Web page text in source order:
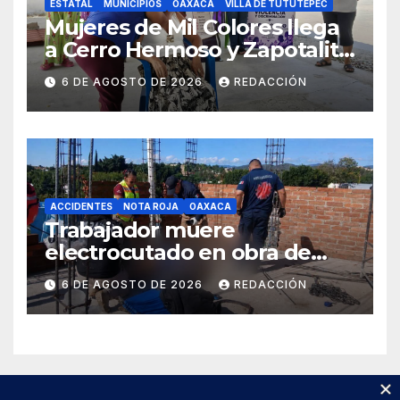
ESTATAL MUNICIPIOS OAXACA VILLA DE TUTUTEPEC
Mujeres de Mil Colores llega
a Cerro Hermoso y Zapotalito
para fortalecer redes de
apoyo y prevenir violencias
6 DE AGOSTO DE 2026 REDACCIÓN
ACCIDENTES NOTA ROJA OAXACA
Trabajador muere
electrocutado en obra de
Soledad Etla; dos jóvenes
resultan gravemente
lesionados
6 DE AGOSTO DE 2026 REDACCIÓN